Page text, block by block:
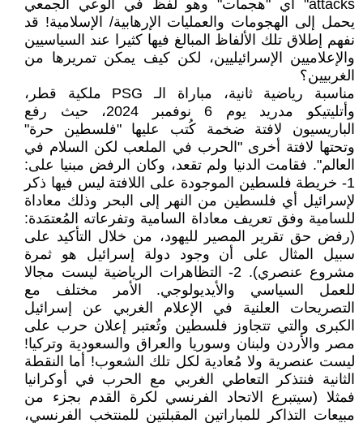
attacks" أي "هجمات" وهو لفظ في الوعي الجمعي
يحمل إلى الهجومات والعمليات الإرهابية/ الإسلامية! قد
نفهم إطلاق تلك الألفاظ المبالغ فيها كثيرا عند السياسيين
والإعلاميين الإسرائيليين، لكن كيف يمكن تمريرها من
الغربيين؟
مناسبة رياضية ثانية، مباراة الـ PSG ملكية قطر،
وأتليتيكو مدريد يوم 6 نوفمبر 2024، حيث رفع
الباريسيون لافتة ضخمة كُتب عليها "فلسطين حرة"
وتحتها لافتة أخرى "الحرب في الملعب لكن السلام في
العالم". فقامت الدنيا ولم تقعد، وكان الرفض مبنيا على:
1- خريطة فلسطين الموجودة على اللافتة ليس فيها ذكر
لإسرائيل أي فلسطين من النهر إلى البحر وذلك معاداة
للسامية وفق تعريف معاداة السامية وتفرعاته المُعتمَدة:
(رفض حق تقرير المصير لليهود، من خلال التأكيد على
سبيل المثال على أن وجود دولة إسرائيل هو ثمرة
مشروع عنصري). 2- التظاهرات الرياضية ليست مجالا
للعمل السياسي والأيديولوجي. الأمر مختلف مع
التصريحات العلنية في الإعلام الغربي عن إسرائيل
الكبرى والتي تتجاوز فلسطين وتُعتبر إعلان حرب على
مصر والأردن ولبنان وسوريا والعراق والسعودية وتركيا!
ليست عنصرية ولا مُعادية لكل تلك الشعوب! أما النقطة
الثانية فنتذكر التعاطي الغربي مع الحرب في أوكرانيا
فمثلا (سيتبرع الاتحاد الفرنسي لكرة القدم بجزء من
مبيعات التذاكر للمباراتين المقبلتين للمنتخب الفرنسي،